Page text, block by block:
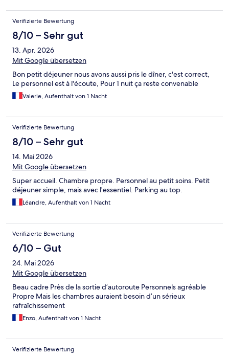
Verifizierte Bewertung
8/10 – Sehr gut
13. Apr. 2026
Mit Google übersetzen
Bon petit déjeuner nous avons aussi pris le dîner, c'est correct,
Le personnel est à l'écoute, Pour 1 nuit ça reste convenable
Valerie, Aufenthalt von 1 Nacht
Verifizierte Bewertung
8/10 – Sehr gut
14. Mai 2026
Mit Google übersetzen
Super accueil. Chambre propre. Personnel au petit soins. Petit
déjeuner simple, mais avec l'essentiel. Parking au top.
Léandre, Aufenthalt von 1 Nacht
Verifizierte Bewertung
6/10 – Gut
24. Mai 2026
Mit Google übersetzen
Beau cadre Près de la sortie d’autoroute Personnels agréable
Propre Mais les chambres auraient besoin d’un sérieux
rafraîchissement
Enzo, Aufenthalt von 1 Nacht
Verifizierte Bewertung